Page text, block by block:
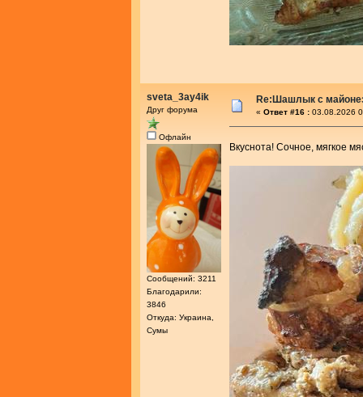
sveta_3ay4ik
Друг форума
Офлайн
Сообщений: 3211
Благодарили:
3846
Откуда: Украина,
Сумы
Re:Шашлык с
« Ответ #16 : 03.08.2026
Вкуснота! Сочное, мягкое